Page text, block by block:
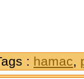
: hamac,